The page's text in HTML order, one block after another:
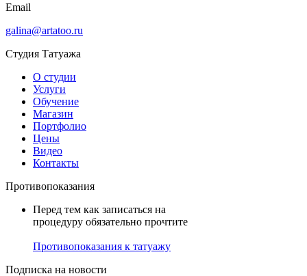
Email
galina@artatoo.ru
Студия Татуажа
О студии
Услуги
Обучение
Магазин
Портфолио
Цены
Видео
Контакты
Противопоказания
Перед тем как записаться на
процедуру обязательно прочтите
Противопоказания к татуажу
Подписка на новости